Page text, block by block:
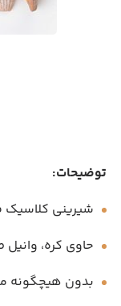
توضیحات:
شیرینی کلاسیک
حاوی کره،
بدون هیچگونه